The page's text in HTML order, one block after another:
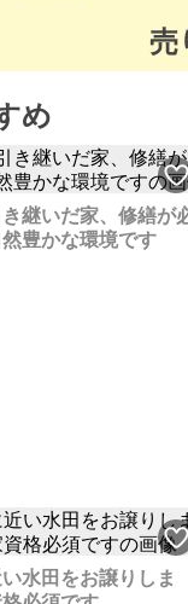
売
め
継いだ家、修繕が
豊かな環境です
水田をお譲りしま